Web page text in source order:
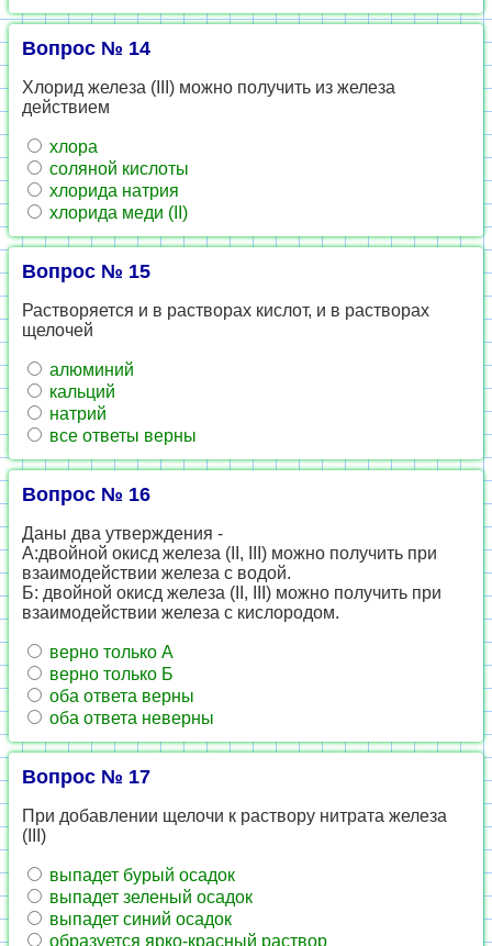
Вопрос № 14
Хлорид железа (III) можно получить из железа
действием
хлора
соляной кислоты
хлорида натрия
хлорида меди (II)
Вопрос № 15
Растворяется и в растворах кислот, и в растворах
щелочей
алюминий
кальций
натрий
все ответы верны
Вопрос № 16
Даны два утверждения -
А:двойной окисд железа (II, III) можно получить при
взаимодействии железа с водой.
Б: двойной окисд железа (II, III) можно получить при
взаимодействии железа с кислородом.
верно только А
верно только Б
оба ответа верны
оба ответа неверны
Вопрос № 17
При добавлении щелочи к раствору нитрата железа
(III)
выпадет бурый осадок
выпадет зеленый осадок
выпадет синий осадок
образуется ярко-красный раствор